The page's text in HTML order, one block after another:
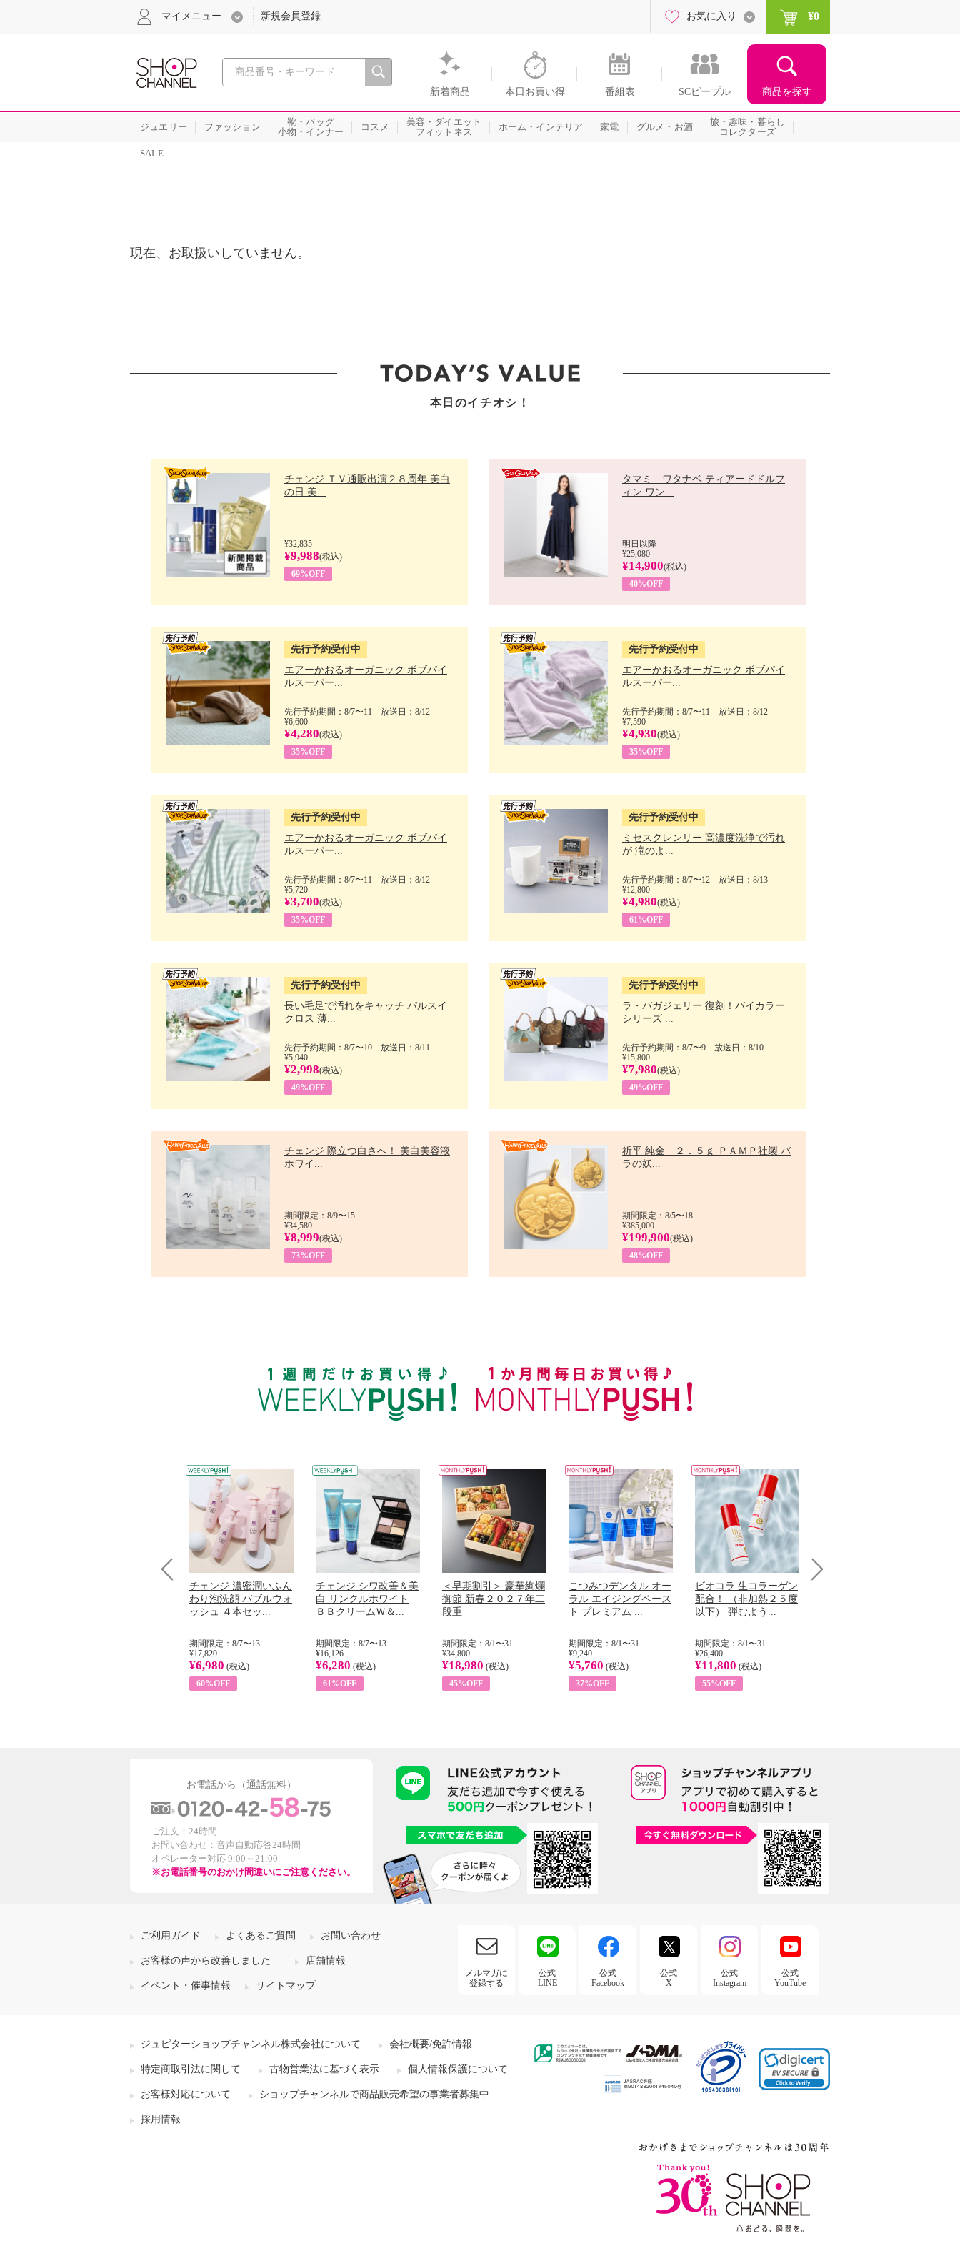
心おどる、瞬間を。通販・テレビショッピングのショップチャンネル
新着商品 本日お買い得 番組表 SCピープル 商品を探す
マイメニュー 新規会員登録 お気に入り ¥0
ジュエリー ファッション
靴・バッグ
小物・インナー
コスメ
美容・ダイエット
フィットネス
ホーム・インテリア 家電 グルメ・お酒
旅・趣味・暮らし
コレクターズ
SALE
現在、お取扱いしていません。
本日のイチオシ！
チェンジ ＴＶ通販出演２８周年 美白
の日 美...
¥32,835
¥9,988(税込)
69%OFF
タマミ ワタナベ ティアードドルフ
ィン ワン...
明日以降
¥25,080
¥14,900(税込)
40%OFF
先行予約受付中
エアーかおるオーガニック ボブパイ
ルスーパー...
先行予約期間：8/7〜11 放送日：8/12
¥6,600
¥4,280(税込)
35%OFF
先行予約受付中
エアーかおるオーガニック ボブパイ
ルスーパー...
先行予約期間：8/7〜11 放送日：8/12
¥7,590
¥4,930(税込)
35%OFF
先行予約受付中
エアーかおるオーガニック ボブパイ
ルスーパー...
先行予約期間：8/7〜11 放送日：8/12
¥5,720
¥3,700(税込)
35%OFF
先行予約受付中
ミセスクレンリー 高濃度洗浄で汚れ
が 滝のよ...
先行予約期間：8/7〜12 放送日：8/13
¥12,800
¥4,980(税込)
61%OFF
先行予約受付中
長い毛足で汚れをキャッチ パルスイ
クロス 薄...
先行予約期間：8/7〜10 放送日：8/11
¥5,940
¥2,998(税込)
49%OFF
先行予約受付中
ラ・バガジェリー 復刻！バイカラー
シリーズ ...
先行予約期間：8/7〜9 放送日：8/10
¥15,800
¥7,980(税込)
49%OFF
チェンジ 際立つ白さへ！ 美白美容液
ホワイ...
期間限定：8/9〜15
¥34,580
¥8,999(税込)
73%OFF
祈平 純金 ２．５ｇ ＰＡＭＰ社製 バ
ラの妖...
期間限定：8/5〜18
¥385,000
¥199,900(税込)
48%OFF
チェンジ 濃密潤いふん
わり泡洗顔 バブルウォ
ッシュ ４本セッ...
期間限定：8/7〜13
¥17,820
¥6,980 (税込)
60%OFF
チェンジ シワ改善＆美
白 リンクルホワイト
ＢＢクリームＷ＆...
期間限定：8/7〜13
¥16,126
¥6,280 (税込)
61%OFF
＜早期割引＞ 豪華絢爛
御節 新春２０２７年二
段重
期間限定：8/1〜31
¥34,800
¥18,980 (税込)
45%OFF
こつみつデンタル オー
ラル エイジングペース
ト プレミアム ...
期間限定：8/1〜31
¥9,240
¥5,760 (税込)
37%OFF
ビオコラ 生コラーゲン
配合！ （非加熱２５度
以下） 弾むよう...
期間限定：8/1〜31
¥26,400
¥11,800 (税込)
55%OFF
お電話から（通話無料）
ご注文：24時間
お問い合わせ：音声自動応答24時間
オペレーター対応 9:00～21:00
※お電話番号のおかけ間違いにご注意ください。
ご利用ガイド よくあるご質問 お問い合わせ
お客様の声から改善しました 店舗情報
イベント・催事情報 サイトマップ
メルマガに
登録する
公式
LINE
公式
Facebook
公式
X
公式
Instagram
公式
YouTube
ジュピターショップチャンネル株式会社について 会社概要/免許情報
特定商取引法に関して 古物営業法に基づく表示 個人情報保護について
お客様対応について ショップチャンネルで商品販売希望の事業者募集中
採用情報